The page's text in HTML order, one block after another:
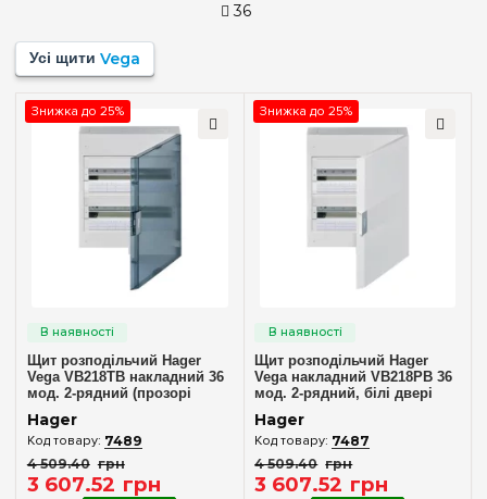
18(+3)
36
54(+2)
(+2)
Комплектація клемами PE+N
У комплекті(2)
Прозора(1)
Ступінь захисту IP
IP40(2)
36
Усі щити Vega
Знижка до 25%
Щит розподільчий Hager
Vega VB218TB накладний 36
мод. 2-рядний (прозорі
Hager
7489
4 509.40 грн
3 607.52 грн
Знижка до 25%
Щит розподільчий Hager
Vega накладний VB218PB 36
мод. 2-рядний, білі двері
Hager
7487
4 509.40 грн
3 607.52 грн